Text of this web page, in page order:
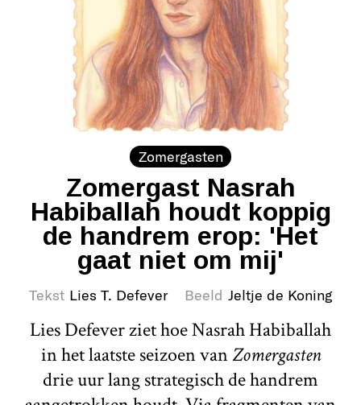
Zomergasten
Zomergast Nasrah
Habiballah houdt koppig
de handrem erop: 'Het
gaat niet om mij'
Tekst Lies T. Defever Beeld Jeltje de Koning
Lies Defever ziet hoe Nasrah Habiballah
in het laatste seizoen vanZomergasten
drie uur lang strategisch de handrem